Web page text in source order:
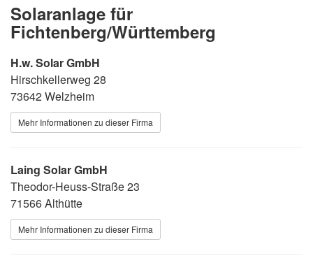
Solaranlage für
Fichtenberg/Württemberg
H.w. Solar GmbH
Hirschkellerweg 28
73642 Welzheim
Mehr Informationen zu dieser Firma
Laing Solar GmbH
Theodor-Heuss-Straße 23
71566 Althütte
Mehr Informationen zu dieser Firma